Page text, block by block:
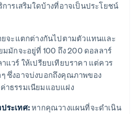
การเสริมใดบ้างที่อาจเป็นประโยชน์
ยจะแตกต่างกันไปตามตัวแทนและ
มมักจะอยู่ที่ 100 ถึง 200 ดอลลาร์
แวร์ ให้เปรียบเทียบราคา แต่ควร
ๆ ซึ่งอาจบ่งบอกถึงคุณภาพของ
าธรรมเนียมแอบแฝง
ระเทศ:หากคุณวางแผนที่จะดำเนิน